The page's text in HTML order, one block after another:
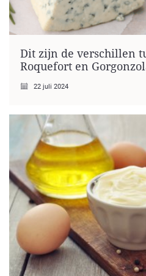
Dit zijn de verschillen
Roquefort en
22 juli 2024